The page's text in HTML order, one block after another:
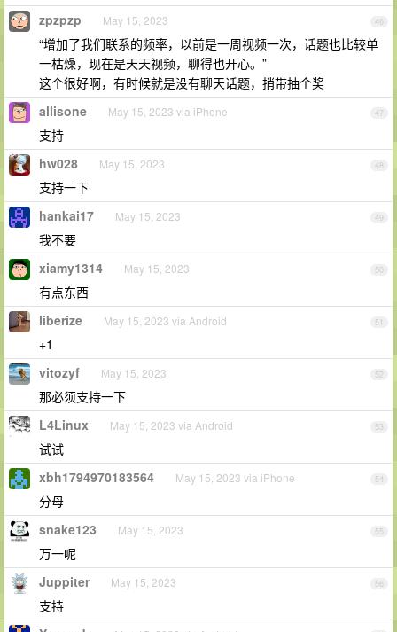
46
zpzpzp May 15, 2023
“增加了我们联系的频率，以前是一周视频一次，话题也比较单
一枯燥，现在是天天视频，聊得也开心。”
这个很好啊，有时候就是没有聊天话题，捎带抽个奖
47
allisone May 15, 2023 via iPhone
支持
48
hw028 May 15, 2023
支持一下
49
hankai17 May 15, 2023
我不要
50
xiamy1314 May 15, 2023
有点东西
51
liberize May 15, 2023 via Android
+1
52
vitozyf May 15, 2023
那必须支持一下
53
L4Linux May 15, 2023 via Android
试试
54
xbh1794970183564 May 15, 2023 via iPhone
分母
55
snake123 May 15, 2023
万一呢
56
Juppiter May 15, 2023
支持